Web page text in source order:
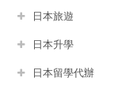
日本旅遊
日本升學
日本留學代辦